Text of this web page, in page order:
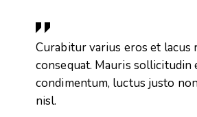
Curabitur varius eros et lacus
consequat. Mauris sollicitudin
condimentum, luctus justo
nisl.